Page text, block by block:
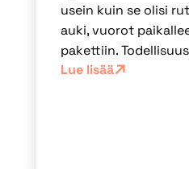
usein kuin se olisi
auki, vuorot
pakettiin. Todellisuus
Lue lisää